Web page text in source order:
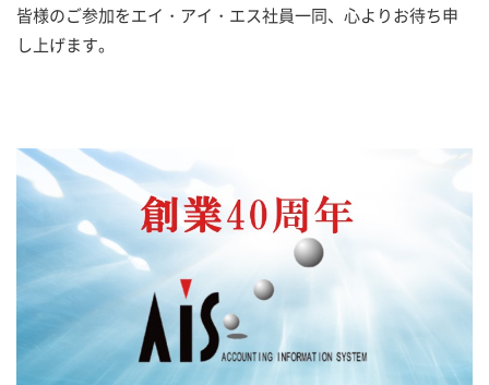
皆様のご参加をエイ・アイ・エス社員一同、心よりお待ち申
し上げます。